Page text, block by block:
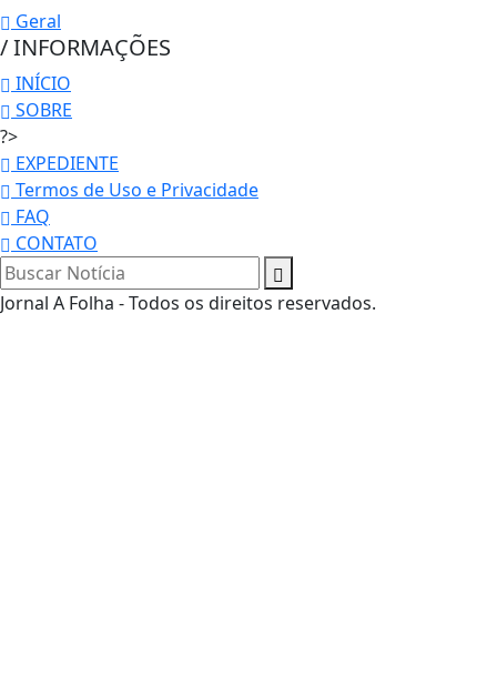
Geral
/ INFORMAÇÕES
INÍCIO
SOBRE
?>
EXPEDIENTE
Termos de Uso e Privacidade
FAQ
CONTATO
Jornal A Folha - Todos os direitos reservados.